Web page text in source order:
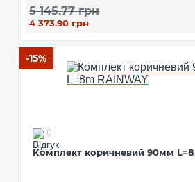
5 145.77 грн
4 373.90 грн
-15%
0
Комплект коричневий 90мм